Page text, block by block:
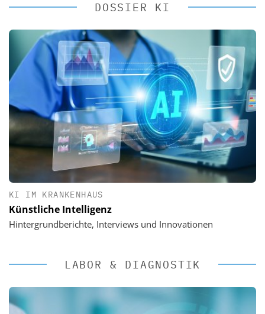
DOSSIER KI
KI IM KRANKENHAUS
Künstliche Intelligenz
Hintergrundberichte, Interviews und Innovationen
LABOR & DIAGNOSTIK